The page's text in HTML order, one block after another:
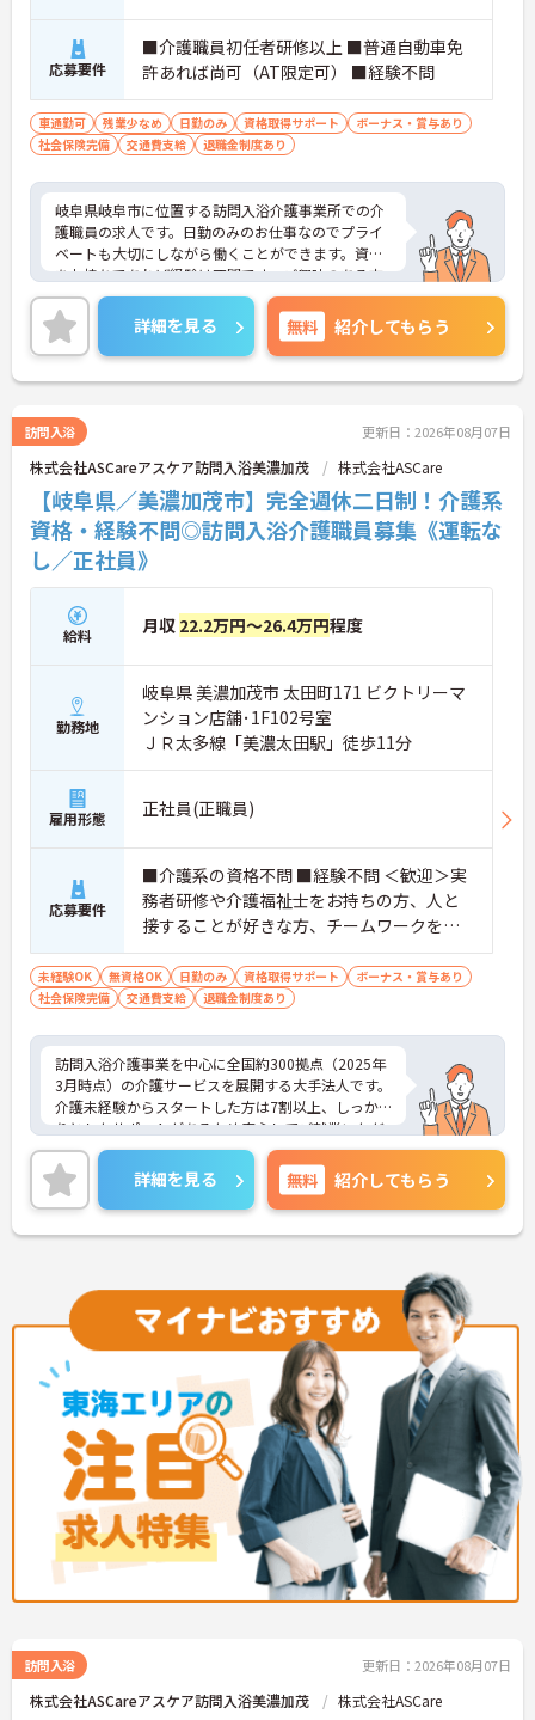
応募要件
■介護職員初任者研修以上 ■普通自動車免
許あれば尚可（AT限定可） ■経験不問
車通勤可 残業少なめ 日勤のみ 資格取得サポート
ボーナス・賞与あり
社会保険完備
交通費支給 退職金制度あり
岐阜県岐阜市に位置する訪問入浴介護事業所での介
護職員の求人です。日勤のみのお仕事なのでプライ
ベートも大切にしながら働くことができます。資格
をお持ちであれば経験は不問です。ご興味のある方
には、面接対策ポイント等、さらに詳細をお話しし
ますのでお気軽にご相談ください！
詳細を見る 無料 紹介してもらう
訪問入浴 更新日：2026年08月07日
株式会社ASCareアスケア訪問入浴美濃加茂 株式会社ASCare
【岐阜県／美濃加茂市】完全週休二日制！介護系
資格・経験不問◎訪問入浴介護職員募集《運転な
し／正社員》
給料 月収 22.2万円～26.4万円程度
勤務地
岐阜県 美濃加茂市 太田町171 ビクトリーマ
ンション店舗･1F102号室
ＪＲ太多線「美濃太田駅」徒歩11分
雇用形態 正社員(正職員)
応募要件
■介護系の資格不問 ■経験不問 ＜歓迎＞実
務者研修や介護福祉士をお持ちの方、人と
接することが好きな方、チームワークを重
視する人
未経験OK 無資格OK 日勤のみ 資格取得サポート
ボーナス・賞与あり
社会保険完備
交通費支給 退職金制度あり
訪問入浴介護事業を中心に全国約300拠点（2025年
3月時点）の介護サービスを展開する大手法人です。
介護未経験からスタートした方は7割以上、しっか
りとしたサポートがあるため安心してご就業いただ
けます。お風呂に入れなくて困っている方に、手を
差し伸べてあげられるとてもやりがいのあるお仕事
です。ご興味ある方には、面接対策ポイントなど、
さらに詳細をお話しいたしますのでお気軽にご相談
ください！
詳細を見る 無料 紹介してもらう
訪問入浴 更新日：2026年08月07日
株式会社ASCareアスケア訪問入浴美濃加茂 株式会社ASCare